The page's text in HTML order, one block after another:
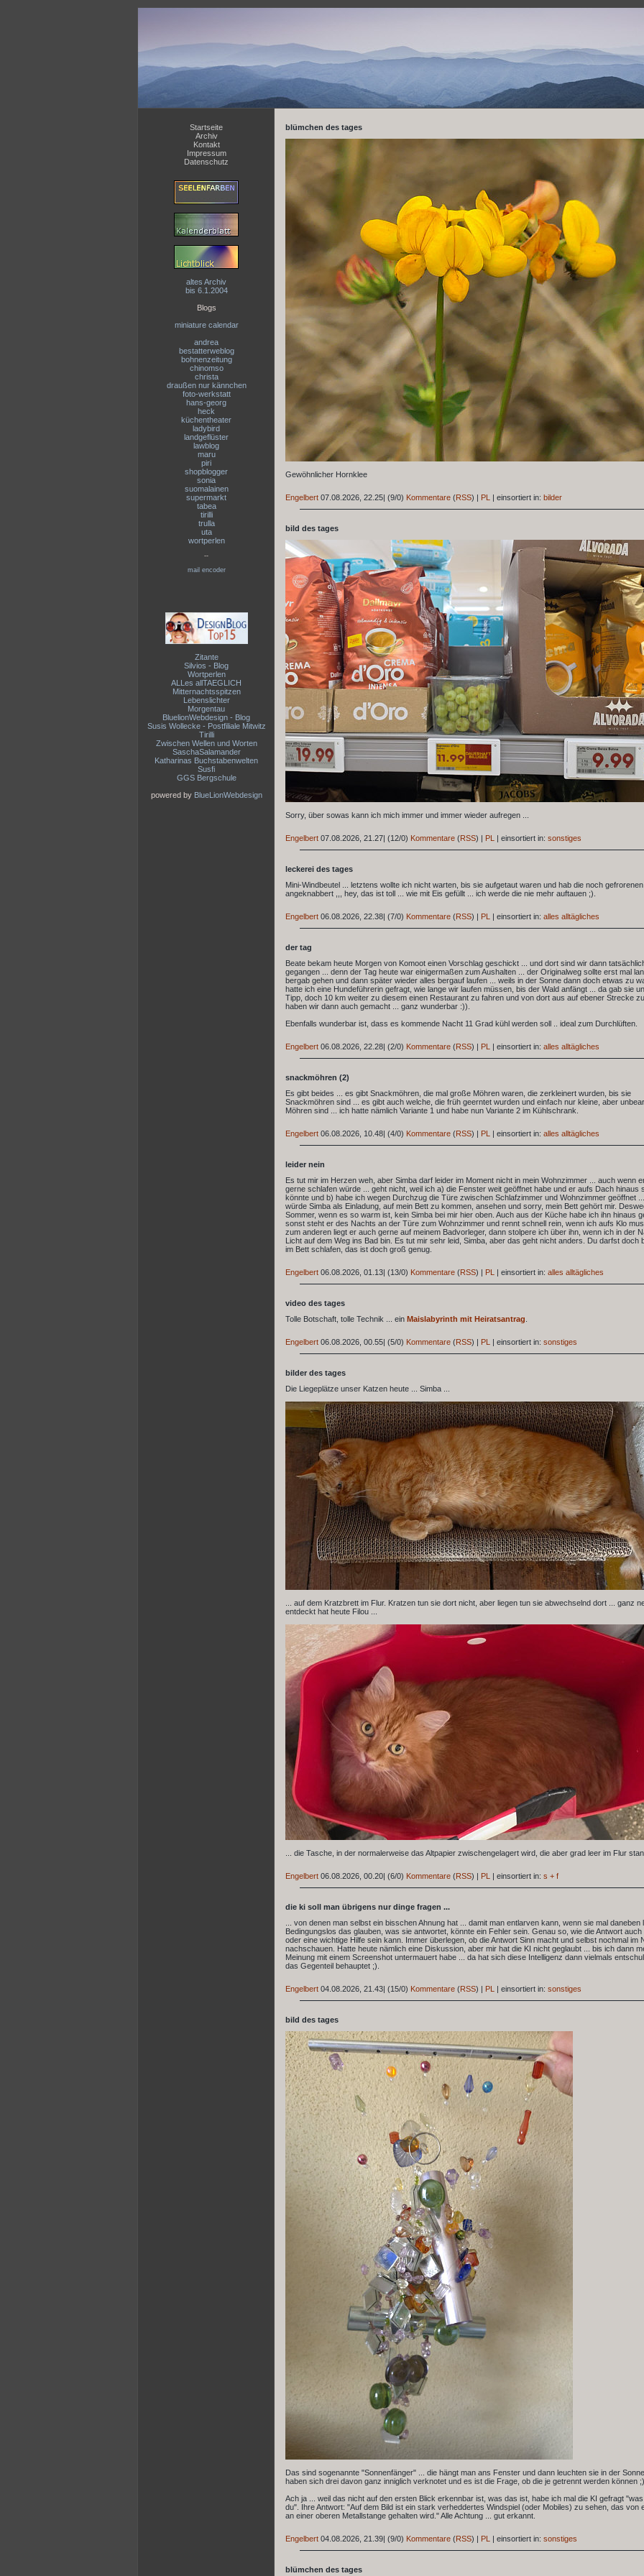
Startseite
Archiv
Kontakt
Impressum
Datenschutz
altes Archiv
bis 6.1.2004
Blogs
miniature calendar
andrea
bestatterweblog
bohnenzeitung
chinomso
christa
draußen nur kännchen
foto-werkstatt
hans-georg
heck
küchentheater
ladybird
landgeflüster
lawblog
maru
piri
shopblogger
sonia
suomalainen
supermarkt
tabea
tirilli
trulla
uta
wortperlen
--
mail encoder
Zitante
Silvios - Blog
Wortperlen
ALLes allTAEGLICH
Mitternachtsspitzen
Lebenslichter
Morgentau
BluelionWebdesign - Blog
Susis Wollecke - Postfiliale Mitwitz
Tirilli
Zwischen Wellen und Worten
SaschaSalamander
Katharinas Buchstabenwelten
Susfi
GGS Bergschule
powered by BlueLionWebdesign
blümchen des tages
Gewöhnlicher Hornklee
Engelbert 07.08.2026, 22.25| (9/0) Kommentare (RSS) | PL | einsortiert in: bilder
bild des tages
Sorry, über sowas kann ich mich immer und immer wieder aufregen ...
Engelbert 07.08.2026, 21.27| (12/0) Kommentare (RSS) | PL | einsortiert in: sonstiges
leckerei des tages
Mini-Windbeutel ... letztens wollte ich nicht warten, bis sie aufgetaut waren und hab die noch gefrorenen
angeknabbert ,,, hey, das ist toll ... wie mit Eis gefüllt ... ich werde die nie mehr auftauen ;).
Engelbert 06.08.2026, 22.38| (7/0) Kommentare (RSS) | PL | einsortiert in: alles alltägliches
der tag
Beate bekam heute Morgen von Komoot einen Vorschlag geschickt ... und dort sind wir dann
gegangen ... denn der Tag heute war einigermaßen zum Aushalten ... der Originalweg sollte erst mal
bergab gehen und dann später wieder alles bergauf laufen ... weils in der Sonne dann doch etwas zu
hatte ich eine Hundeführerin gefragt, wie lange wir laufen müssen, bis der Wald anfängt ... da gab sie
Tipp, doch 10 km weiter zu diesem einen Restaurant zu fahren und von dort aus auf ebener Strecke
haben wir dann auch gemacht ... ganz wunderbar :)).
Ebenfalls wunderbar ist, dass es kommende Nacht 11 Grad kühl werden soll .. ideal zum Durchlüften.
Engelbert 06.08.2026, 22.28| (2/0) Kommentare (RSS) | PL | einsortiert in: alles alltägliches
snackmöhren (2)
Es gibt beides ... es gibt Snackmöhren, die mal große Möhren waren, die zerkleinert wurden, bis sie
Snackmöhren sind ... es gibt auch welche, die früh geerntet wurden und einfach nur kleine, aber
Möhren sind ... ich hatte nämlich Variante 1 und habe nun Variante 2 im Kühlschrank.
Engelbert 06.08.2026, 10.48| (4/0) Kommentare (RSS) | PL | einsortiert in: alles alltägliches
leider nein
Es tut mir im Herzen weh, aber Simba darf leider im Moment nicht in mein Wohnzimmer ... auch wenn
gerne schlafen würde ... geht nicht, weil ich a) die Fenster weit geöffnet habe und er aufs Dach hinaus
könnte und b) habe ich wegen Durchzug die Türe zwischen Schlafzimmer und Wohnzimmer geöffnet
würde Simba als Einladung, auf mein Bett zu kommen, ansehen und sorry, mein Bett gehört mir.
Sommer, wenn es so warm ist, kein Simba bei mir hier oben. Auch aus der Küche habe ich ihn hinaus
sonst steht er des Nachts an der Türe zum Wohnzimmer und rennt schnell rein, wenn ich aufs Klo
zum anderen liegt er auch gerne auf meinem Badvorleger, dann stolpere ich über ihn, wenn ich in der
Licht auf dem Weg ins Bad bin. Es tut mir sehr leid, Simba, aber das geht nicht anders. Du darfst doch
im Bett schlafen, das ist doch groß genug.
Engelbert 06.08.2026, 01.13| (13/0) Kommentare (RSS) | PL | einsortiert in: alles alltägliches
video des tages
Tolle Botschaft, tolle Technik ... ein Maislabyrinth mit Heiratsantrag
Engelbert 06.08.2026, 00.55| (5/0) Kommentare (RSS) | PL | einsortiert in: sonstiges
bilder des tages
Die Liegeplätze unser Katzen heute ... Simba ...
... auf dem Kratzbrett im Flur. Kratzen tun sie dort nicht, aber liegen tun sie abwechselnd dort ... ganz
entdeckt hat heute Filou ...
... die Tasche, in der normalerweise das Altpapier zwischengelagert wird, die aber grad leer im Flur
Engelbert 06.08.2026, 00.20| (6/0) Kommentare (RSS) | PL | einsortiert in: s + f
die ki soll man übrigens nur dinge fragen ...
... von denen man selbst ein bisschen Ahnung hat ... damit man entlarven kann, wenn sie mal daneben
Bedingungslos das glauben, was sie antwortet, könnte ein Fehler sein. Genau so, wie die Antwort auch
oder eine wichtige Hilfe sein kann. Immer überlegen, ob die Antwort Sinn macht und selbst nochmal im
nachschauen. Hatte heute nämlich eine Diskussion, aber mir hat die KI nicht geglaubt ... bis ich dann
Meinung mit einem Screenshot untermauert habe ... da hat sich diese Intelligenz dann vielmals
das Gegenteil behauptet ;).
Engelbert 04.08.2026, 21.43| (15/0) Kommentare (RSS) | PL | einsortiert in: sonstiges
bild des tages
Das sind sogenannte "Sonnenfänger" ... die hängt man ans Fenster und dann leuchten sie in der
haben sich drei davon ganz inniglich verknotet und es ist die Frage, ob die je getrennt werden können
Ach ja ... weil das nicht auf den ersten Blick erkennbar ist, was das ist, habe ich mal die KI gefragt
du". Ihre Antwort: "Auf dem Bild ist ein stark verheddertes Windspiel (oder Mobiles) zu sehen, das von
an einer oberen Metallstange gehalten wird." Alle Achtung ... gut erkannt.
Engelbert 04.08.2026, 21.39| (9/0) Kommentare (RSS) | PL | einsortiert in: sonstiges
blümchen des tages